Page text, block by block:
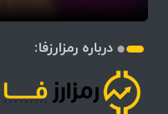
درباره رمزارزفا: